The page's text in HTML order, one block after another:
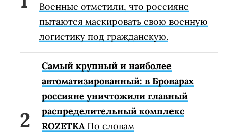
Военные отметили, что россияне
пытаются маскировать свою военную
логистику под гражданскую.
Самый крупный и наиболее
автоматизированный: в Броварах
россияне уничтожили главный
распределительный комплекс
ROZETKA По словам